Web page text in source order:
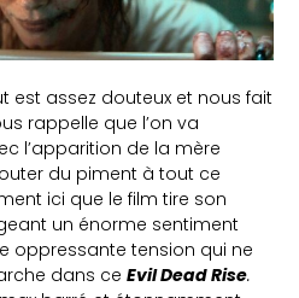
est assez douteux et nous fait
rappelle que l’on va
l’apparition de la mère
du piment à tout ce
ici que le film tire son
un énorme sentiment
oppressante tension qui ne
dans ceEvil Dead Rise.